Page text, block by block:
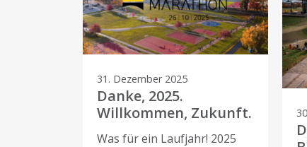
31. Dezember 2025
Danke, 2025.
Willkommen, Zukunft.
Was für ein Laufjahr! 2025